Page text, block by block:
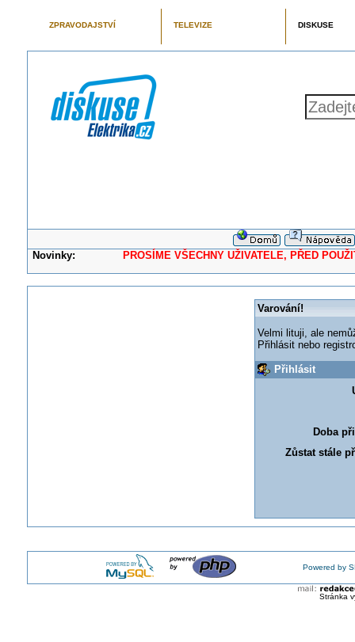
ZPRAVODAJSTVÍ TELEVIZE DISKUSE
Novinky: PROSÍME VŠECHNY UŽIVATELE, PŘED
Varování!
Velmi lituji, ale
Přihlásit nebo
Přihlásit
Doba
Zůstat stále
Powered by
Stránka